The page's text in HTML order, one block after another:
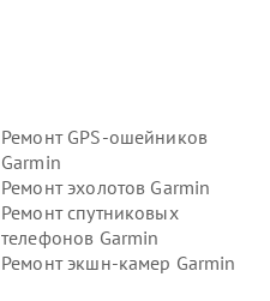
Ремонт GPS-ошейников
Garmin
Ремонт эхолотов Garmin
Ремонт спутниковых
телефонов Garmin
Ремонт экшн-камер Garmin